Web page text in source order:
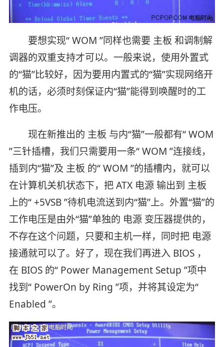
要想实现“ WOM ”同样也需要 主板 和调制解
调器的双重支持才可以。一般来说，使用外置式
的“猫”比较好，因为要用内置式的“猫”实现网络开
机的话，必须时刻保证内“猫”能得到唤醒时的工
作电压。
现在新推出的 主板 与内“猫”一般都有“ WOM
”三针插槽，我们只需要用一条“ WOM ”连接线，
插到内“猫”及 主板 的“ WOM ”的插槽内，就可以
在计算机关机状态下，把 ATX 电源 输出到 主板
上的“ +5VSB ”待机电流送到内“猫”上。外置“猫”的
工作电压是由外“猫”单独的 电源 变压器提供的，
不存在这个问题，只要和主机一样，同时把 电源
接通就可以了。好了，现在我们再进入 BIOS ，
在 BIOS 的“ Power Management Setup ”项中
找到“ PowerOn by Ring ”项，并将其设定为“
Enabled ”。